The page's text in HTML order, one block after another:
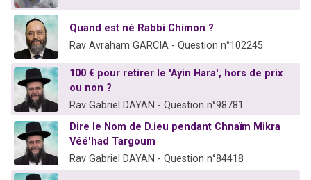
Quand est né Rabbi Chimon ?
Rav Avraham GARCIA - Question n°102245
100 € pour retirer le 'Ayin Hara', hors de prix
ou non ?
Rav Gabriel DAYAN - Question n°98781
Dire le Nom de D.ieu pendant Chnaïm Mikra
Véé'had Targoum
Rav Gabriel DAYAN - Question n°84418